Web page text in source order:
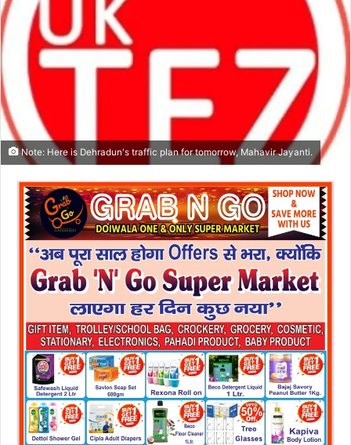
m
a
i
Note: Here is Dehradun's traffic plan for tomorrow, Mahavir Jayanti.